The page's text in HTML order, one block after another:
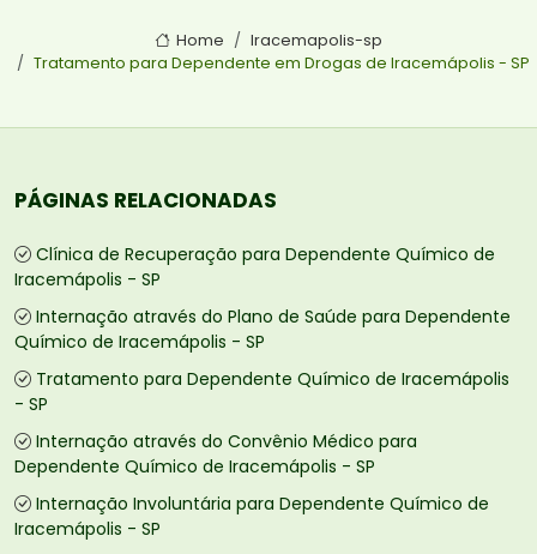
Home
Iracemapolis-sp
Tratamento para Dependente em Drogas de Iracemápolis - SP
PÁGINAS RELACIONADAS
Clínica de Recuperação para Dependente Químico de
Iracemápolis - SP
Internação através do Plano de Saúde para Dependente
Químico de Iracemápolis - SP
Tratamento para Dependente Químico de Iracemápolis
- SP
Internação através do Convênio Médico para
Dependente Químico de Iracemápolis - SP
Internação Involuntária para Dependente Químico de
Iracemápolis - SP